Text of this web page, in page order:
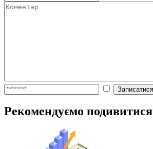
Рекомендуємо подивитися